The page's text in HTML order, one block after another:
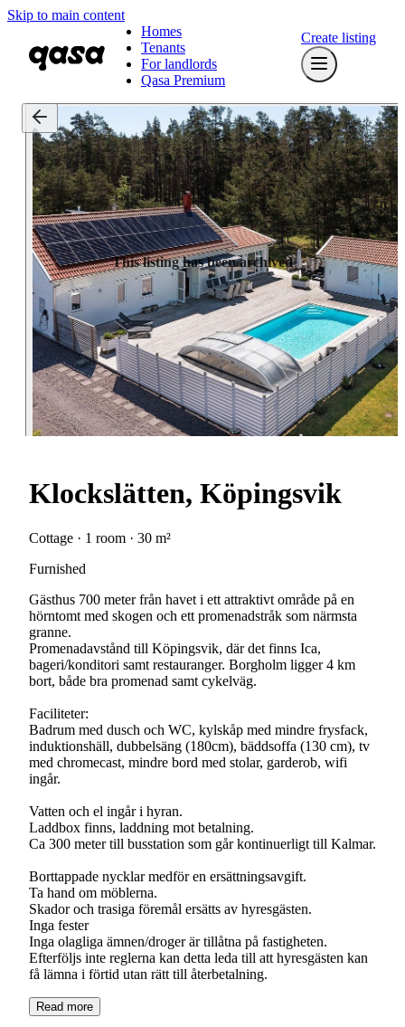
Skip to main content
Homes
Tenants
For landlords
Qasa Premium
Create listing
This listing has been archived
Klockslätten, Köpingsvik
Cottage · 1 room · 30 m²
Furnished
Gästhus 700 meter från havet i ett attraktivt område på en
hörntomt med skogen och ett promenadstråk som närmsta
granne.
Promenadavstånd till Köpingsvik, där det finns Ica,
bageri/konditori samt restauranger. Borgholm ligger 4 km
bort, både bra promenad samt cykelväg.
Faciliteter:
Badrum med dusch och WC, kylskåp med mindre frysfack,
induktionshäll, dubbelsäng (180cm), bäddsoffa (130 cm), tv
med chromecast, mindre bord med stolar, garderob, wifi
ingår.
Vatten och el ingår i hyran.
Laddbox finns, laddning mot betalning.
Ca 300 meter till busstation som går kontinuerligt till Kalmar.
Borttappade nycklar medför en ersättningsavgift.
Ta hand om möblerna.
Skador och trasiga föremål ersätts av hyresgästen.
Inga fester
Inga olagliga ämnen/droger är tillåtna på fastigheten.
Efterföljs inte reglerna kan detta leda till att hyresgästen kan
Read more